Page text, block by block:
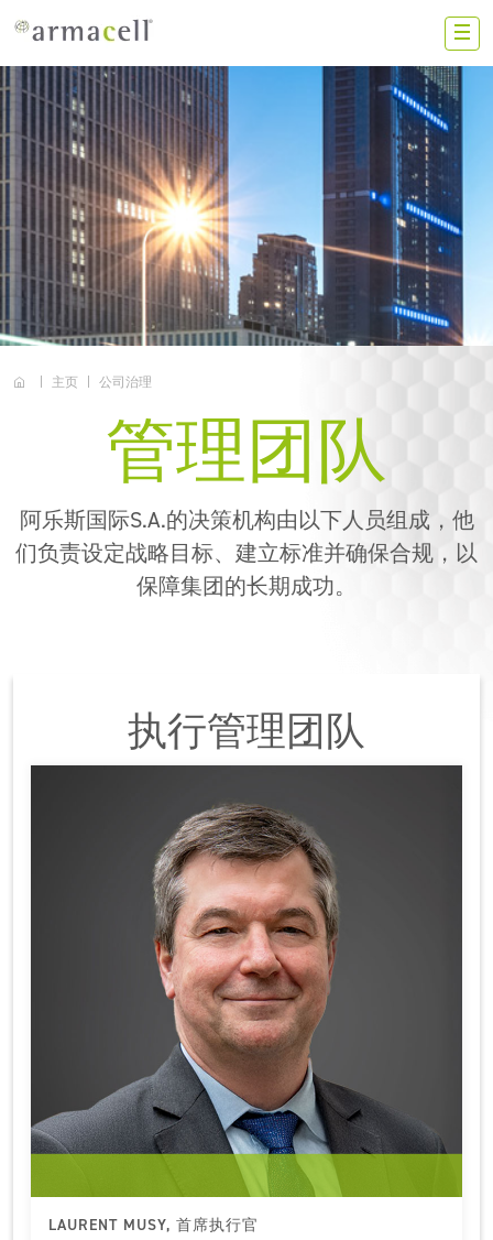
ZS
中国大陆
联系我们
加入我们
投资者
新闻动态
应用
主页 公司治理
管理团队
阿乐斯国际S.A.的决策机构由以下人员组成，他
们负责设定战略目标、建立标准并确保合规，以
保障集团的长期成功。
执行管理团队
LAURENT MUSY, 首席执行官